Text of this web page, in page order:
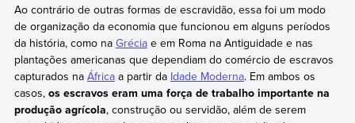
Ao contrário de outras formas de escravidão, essa foi um modo
de organização da economia que funcionou em alguns períodos
da história, como na Gréciae em Roma na Antiguidade e nas
plantações americanas que dependiam do comércio de escravos
capturados na Áfricaa partir da Idade Moderna. Em ambos os
casos, os escravos eram uma força de trabalho importante na
produção agrícola, construção ou servidão, além de serem